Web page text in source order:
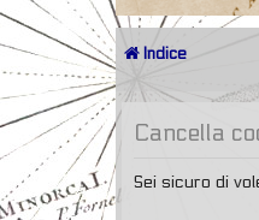
Indice
Cancella
Sei sicuro di